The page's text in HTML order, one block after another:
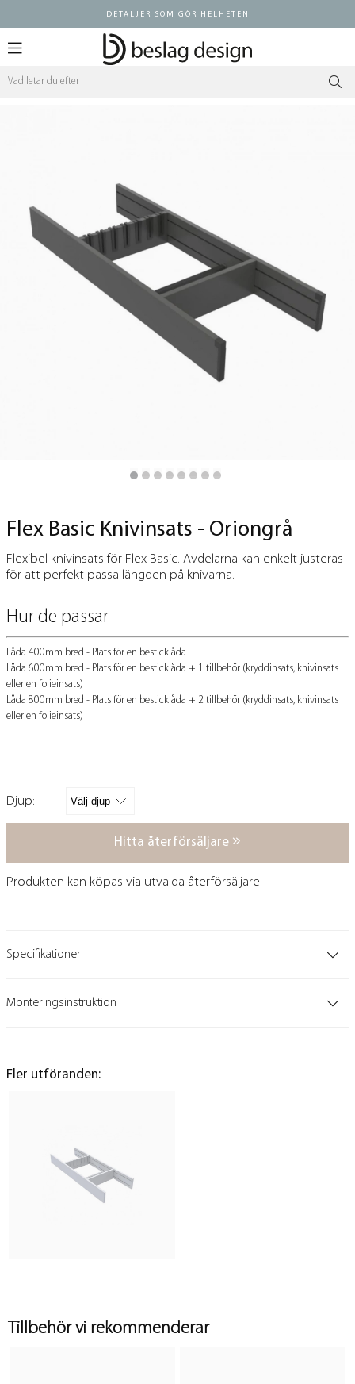
DETALJER SOM GÖR HELHETEN
Flex Basic Knivinsats - Oriongrå
Flexibel knivinsats för Flex Basic. Avdelarna kan enkelt justeras
för att perfekt passa längden på knivarna.
Hur de passar
Låda 400mm bred - Plats för en besticklåda
Låda 600mm bred - Plats för en besticklåda + 1 tillbehör (kryddinsats, knivinsats
eller en folieinsats)
Låda 800mm bred - Plats för en besticklåda + 2 tillbehör (kryddinsats, knivinsats
eller en folieinsats)
Djup:
Hitta återförsäljare
Produkten kan köpas via utvalda återförsäljare.
Specifikationer
Monteringsinstruktion
Fler utföranden:
Tillbehör vi rekommenderar